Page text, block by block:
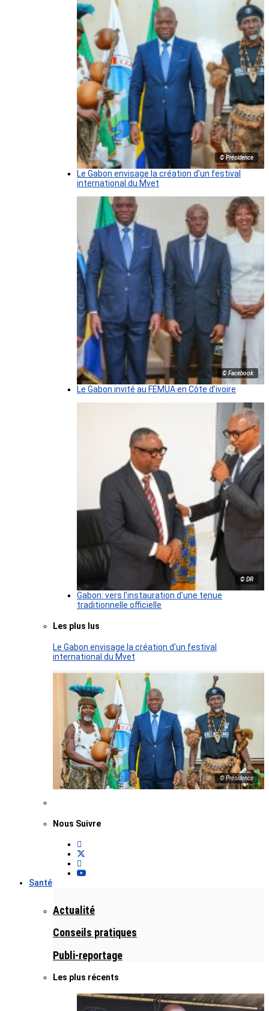
© Présidence
Le Gabon envisage la création d’un festival
international du Mvet
© Facebook
Le Gabon invité au FEMUA en Côte d’ivoire
© DR
Gabon: vers l’instauration d’une tenue
traditionnelle officielle
Les plus lus
Le Gabon envisage la création d’un festival
international du Mvet
© Présidence
Nous Suivre
Santé
Actualité
Conseils pratiques
Publi-reportage
Les plus récents